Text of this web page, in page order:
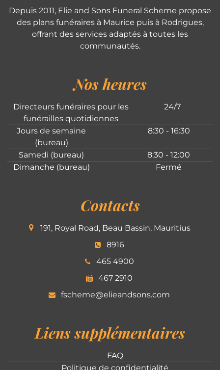
Depuis 2011, Elie and Sons Funeral Scheme propose
des plans funéraires à Maurice puis à Rodrigues,
offrant des services adaptés à toutes les
communautés.
Nos heures
Directeurs funéraires pour les
funérailles quotidiennes
24/7
Jours de semaine
(bureau)
8:30 - 16:30
Samedi (bureau)
8:30 - 12:00
Dimanche (bureau)
Fermé
Contacts
191, Royal Road, Beau Bassin, Mauritius
8916
465 4900
467 2910
fscheme@elieandsons.com
Liens supplémentaires
FAQ
Politique de confidentialité